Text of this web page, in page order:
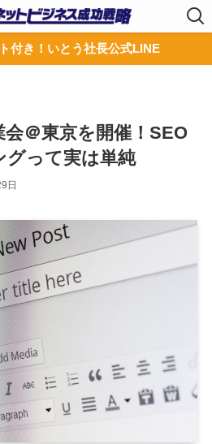
付き！いとう社長公式LINE
会＠東京を開催！SEO
グって実は単純
日